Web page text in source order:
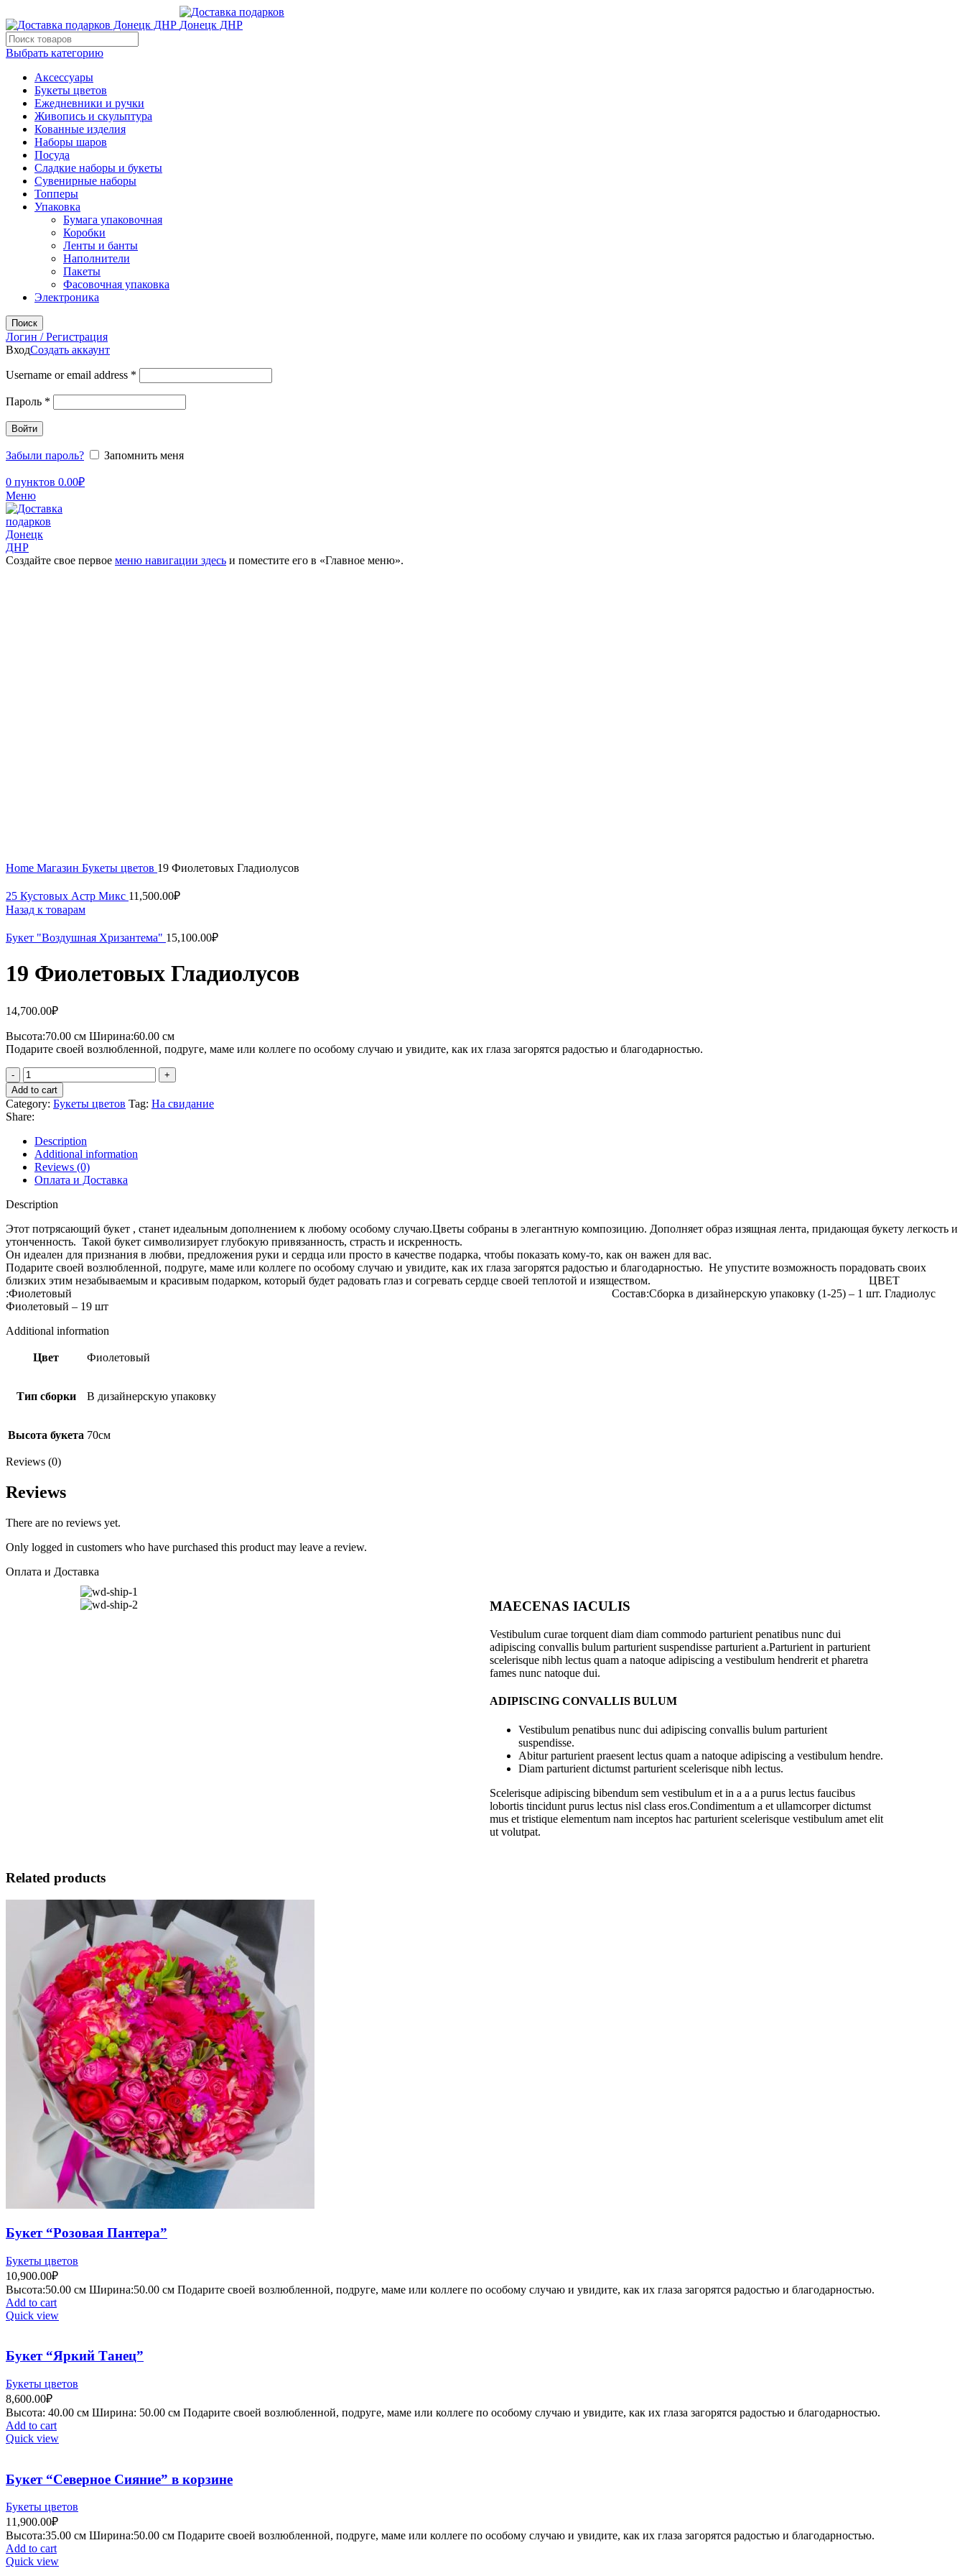
Выбрать категорию
Аксессуары
Букеты цветов
Ежедневники и ручки
Живопись и скульптура
Кованные изделия
Наборы шаров
Посуда
Сладкие наборы и букеты
Сувенирные наборы
Топперы
Упаковка
Бумага упаковочная
Коробки
Ленты и банты
Наполнители
Пакеты
Фасовочная упаковка
Электроника
Поиск
Логин / Регистрация
ВходСоздать аккаунт
Username or email address *
Пароль *
Войти
Забыли пароль? Запомнить меня
0 пунктов 0.00₽
Меню
Создайте свое первое меню навигации здесь и поместите его в «Главное меню».
Home Магазин Букеты цветов 19 Фиолетовых Гладиолусов
25 Кустовых Астр Микс 11,500.00₽
Назад к товарам
Букет "Воздушная Хризантема" 15,100.00₽
19 Фиолетовых Гладиолусов
14,700.00₽
Высота:70.00 см Ширина:60.00 см
Подарите своей возлюбленной, подруге, маме или коллеге по особому случаю и увидите, как их глаза загорятся радостью и благодарностью.
Add to cart
Category: Букеты цветов Tag: На свидание
Share:
Description
Additional information
Reviews (0)
Оплата и Доставка
Description
Этот потрясающий букет , станет идеальным дополнением к любому особому случаю.Цветы собраны в элегантную композицию. Дополняет образ изящная лента, придающая букету легкость и
утонченность. Такой букет символизирует глубокую привязанность, страсть и искренность.
Он идеален для признания в любви, предложения руки и сердца или просто в качестве подарка, чтобы показать кому-то, как он важен для вас.
Подарите своей возлюбленной, подруге, маме или коллеге по особому случаю и увидите, как их глаза загорятся радостью и благодарностью. Не упустите возможность порадовать своих
близких этим незабываемым и красивым подарком, который будет радовать глаз и согревать сердце своей теплотой и изяществом. ЦВЕТ
:Фиолетовый Состав:Сборка в дизайнерскую упаковку (1-25) – 1 шт. Гладиолус
Фиолетовый – 19 шт
Additional information
Цвет Фиолетовый
Тип сборки В дизайнерскую упаковку
Высота букета 70см
Reviews (0)
Reviews
There are no reviews yet.
Only logged in customers who have purchased this product may leave a review.
Оплата и Доставка
MAECENAS IACULIS
Vestibulum curae torquent diam diam commodo parturient penatibus nunc dui
adipiscing convallis bulum parturient suspendisse parturient a.Parturient in parturient
scelerisque nibh lectus quam a natoque adipiscing a vestibulum hendrerit et pharetra
fames nunc natoque dui.
ADIPISCING CONVALLIS BULUM
Vestibulum penatibus nunc dui adipiscing convallis bulum parturient
suspendisse.
Abitur parturient praesent lectus quam a natoque adipiscing a vestibulum hendre.
Diam parturient dictumst parturient scelerisque nibh lectus.
Scelerisque adipiscing bibendum sem vestibulum et in a a a purus lectus faucibus
lobortis tincidunt purus lectus nisl class eros.Condimentum a et ullamcorper dictumst
mus et tristique elementum nam inceptos hac parturient scelerisque vestibulum amet elit
ut volutpat.
Related products
Букет “Розовая Пантера”
Букеты цветов
10,900.00₽
Высота:50.00 см Ширина:50.00 см Подарите своей возлюбленной, подруге, маме или коллеге по особому случаю и увидите, как их глаза загорятся радостью и благодарностью.
Add to cart
Quick view
Букет “Яркий Танец”
Букеты цветов
8,600.00₽
Высота: 40.00 см Ширина: 50.00 см Подарите своей возлюбленной, подруге, маме или коллеге по особому случаю и увидите, как их глаза загорятся радостью и благодарностью.
Add to cart
Quick view
Букет “Северное Сияние” в корзине
Букеты цветов
11,900.00₽
Высота:35.00 см Ширина:50.00 см Подарите своей возлюбленной, подруге, маме или коллеге по особому случаю и увидите, как их глаза загорятся радостью и благодарностью.
Add to cart
Quick view